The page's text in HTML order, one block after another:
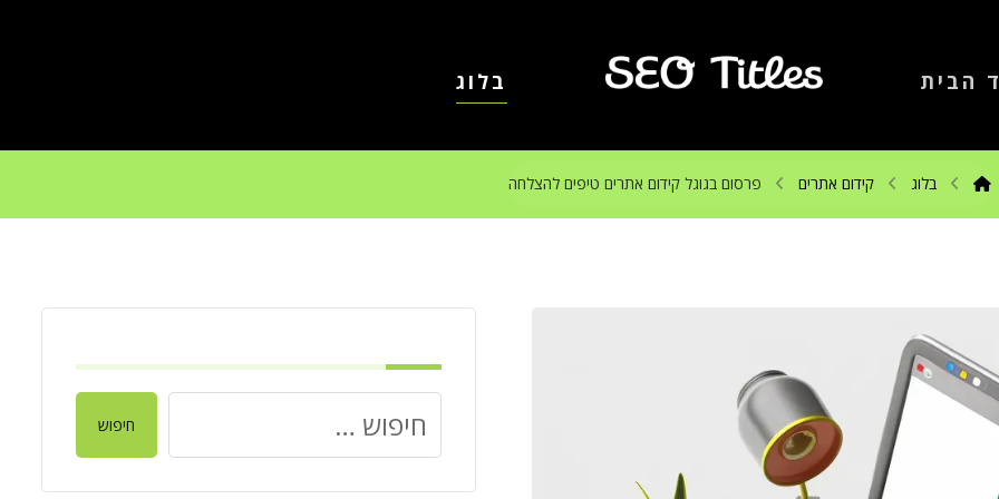
בלוג הבית
בלוג קידום אתרים פרסום בגוגל קידום אתרים טיפים להצלחה
חיפוש